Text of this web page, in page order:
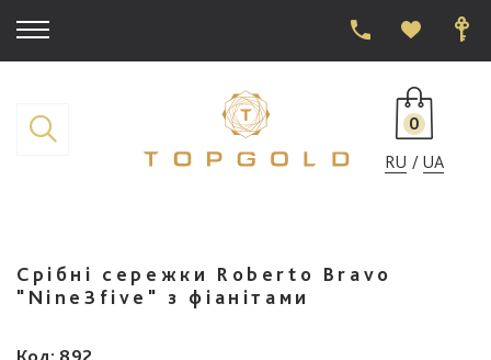
0
RU
UA
Срібні сережки Roberto Bravo
"Nine3five" з фіанітами